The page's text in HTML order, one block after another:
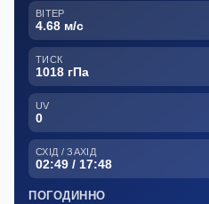
ВІТЕР
4.68 м/с
ТИСК
1018 гПа
UV
0
СХІД / ЗАХІД
02:49 / 17:48
ПОГОДИННО